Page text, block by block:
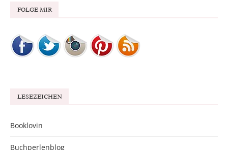
FOLGE MIR
LESEZEICHEN
Booklovin
Buchperlenblog